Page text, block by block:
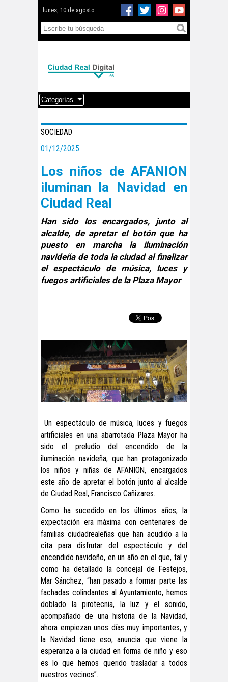
lunes, 10 de agosto
Categorías
SOCIEDAD
01/12/2025
Los niños de AFANION
iluminan la Navidad en
Ciudad Real
Han sido los encargados, junto al
alcalde, de apretar el botón que ha
puesto en marcha la iluminación
navideña de toda la ciudad al finalizar
el espectáculo de música, luces y
fuegos artificiales de la Plaza Mayor
Un espectáculo de música, luces y fuegos
artificiales en una abarrotada Plaza Mayor ha
sido el preludio del encendido de la
iluminación navideña, que han protagonizado
los niños y niñas de AFANION, encargados
este año de apretar el botón junto al alcalde
de Ciudad Real, Francisco Cañizares.
Como ha sucedido en los últimos años, la
expectación era máxima con centenares de
familias ciudadrealeñas que han acudido a la
cita para disfrutar del espectáculo y del
encendido navideño, en un año en el que, tal y
como ha detallado la concejal de Festejos,
Mar Sánchez, “han pasado a formar parte las
fachadas colindantes al Ayuntamiento, hemos
doblado la pirotecnia, la luz y el sonido,
acompañado de una historia de la Navidad,
ahora empiezan unos días muy importantes, y
la Navidad tiene eso, anuncia que viene la
esperanza a la ciudad en forma de niño y eso
es lo que hemos querido trasladar a todos
nuestros vecinos”.